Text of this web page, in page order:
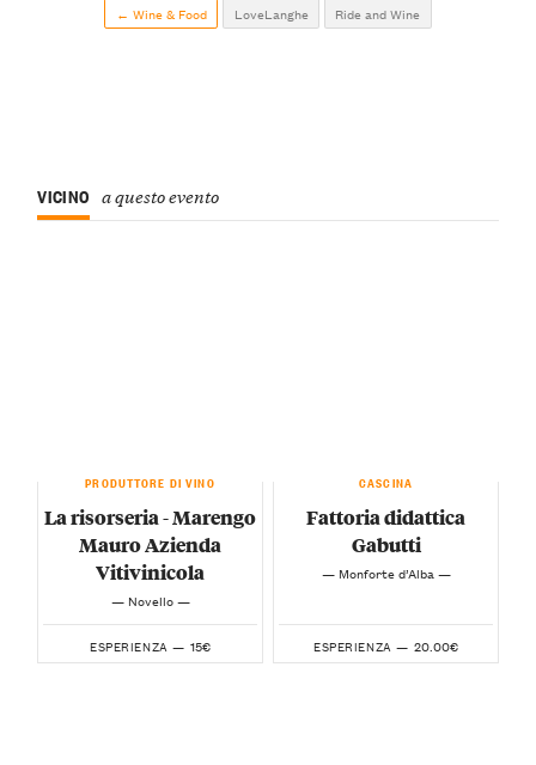
← Wine & Food LoveLanghe Ride and Wine
VICINO a questo evento
PRODUTTORE DI VINO
La risorseria - Marengo
Mauro Azienda
Vitivinicola
— Novello —
ESPERIENZA — 15€
CASCINA
Fattoria didattica
Gabutti
— Monforte d’Alba —
ESPERIENZA — 20.00€